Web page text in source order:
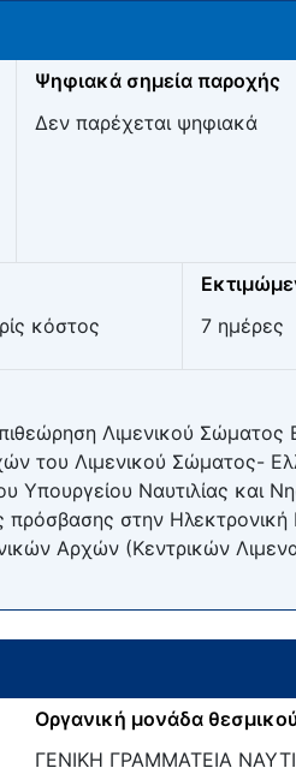
Ψηφιακά σημεία παροχής
Δεν παρέχεται ψηφιακά
κόστος
7 ημέρες
Λιμενικού Σώματος
του Λιμενικού Σώματος-
Ναυτιλίας και
στην
Αρχών (Κεντρικών
Οργανική μονάδα
ΓΕΝΙΚΗ ΓΡΑΜΜΑΤΕΙΑ